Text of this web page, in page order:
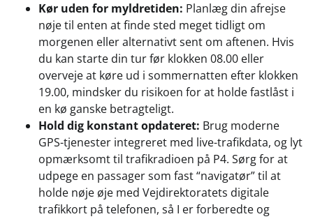
Kør uden for myldretiden: Planlæg din afrejse
nøje til enten at finde sted meget tidligt om
morgenen eller alternativt sent om aftenen. Hvis
du kan starte din tur før klokken 08.00 eller
overveje at køre ud i sommernatten efter klokken
19.00, mindsker du risikoen for at holde fastlåst i
en kø ganske betragteligt.
Hold dig konstant opdateret: Brug moderne
GPS-tjenester integreret med live-trafikdata, og lyt
opmærksomt til trafikradioen på P4. Sørg for at
udpege en passager som fast “navigatør” til at
holde nøje øje med Vejdirektoratets digitale
trafikkort på telefonen, så I er forberedte og